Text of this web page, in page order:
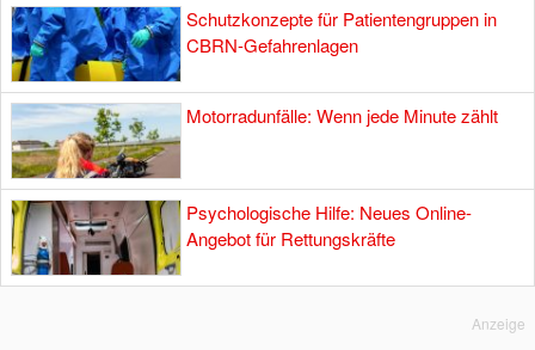
Schutzkonzepte für Patientengruppen in
CBRN-Gefahrenlagen
Motorradunfälle: Wenn jede Minute zählt
Psychologische Hilfe: Neues Online-
Angebot für Rettungskräfte
Anzeige